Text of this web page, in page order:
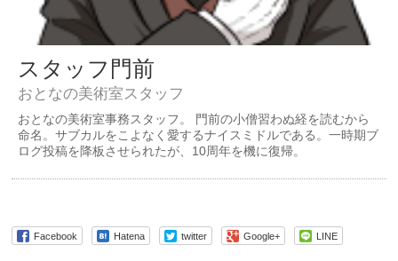
スタッフ門前
おとなの美術室スタッフ
おとなの美術室事務スタッフ。 門前の小僧習わぬ経を読むから
命名。サブカルをこよなく愛するナイスミドルである。一時期ブ
ログ投稿を降板させられたが、10周年を機に復帰。
Facebook Hatena twitter Google+ LINE